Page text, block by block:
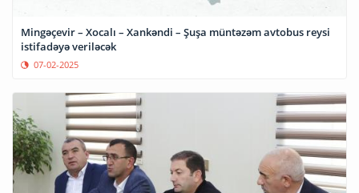
Mingəçevir – Xocalı – Xankəndi – Şuşa müntəzəm avtobus reysi
istifadəyə veriləcək
07-02-2025